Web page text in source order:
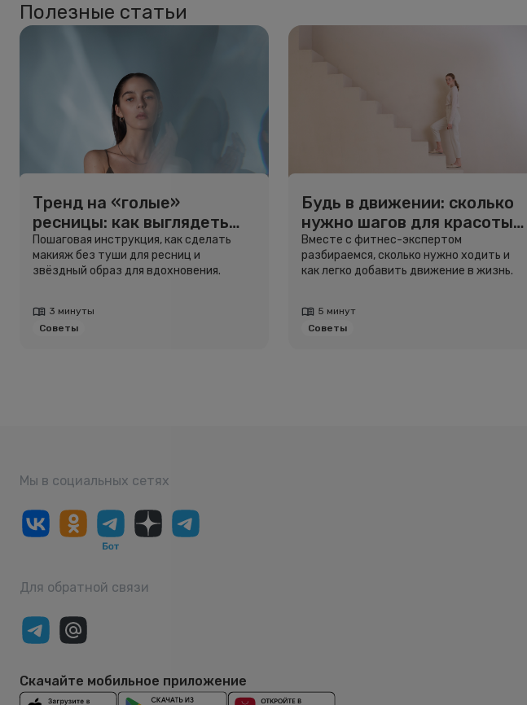
Полезные статьи
Тренд на «голые»
ресницы: как выглядеть
свежо, не используя тушь
Пошаговая инструкция, как сделать
макияж без туши для ресниц и
звёздный образ для вдохновения.
3 минуты
Советы
Будь в движении: сколько
нужно шагов для красоты
и здоровья
Вместе с фитнес-экспертом
разбираемся, сколько нужно ходить и
как легко добавить движение в жизнь.
5 минут
Советы
Мы в социальных сетях
Для обратной связи
Скачайте мобильное приложение